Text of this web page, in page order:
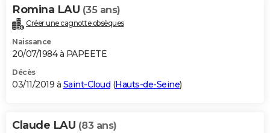
Romina LAU (35 ans)
Créer une cagnotte obsèques
Naissance
20/07/1984 à PAPEETE
Décès
03/11/2019 à Saint-Cloud (Hauts-de-Seine)
Claude LAU (83 ans)